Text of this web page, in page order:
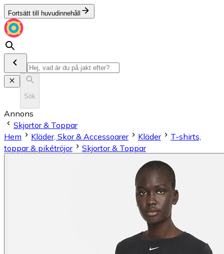
Fortsätt till huvudinnehåll
Sök
Annons
Skjortor & Toppar
Hem
Kläder, Skor & Accessoarer Kläder
T-shirts,
toppar & pikétröjor
Skjortor & Toppar